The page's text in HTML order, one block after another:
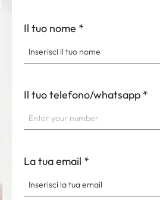
Il tuo nome *
Il tuo telefono/whatsapp *
La tua email *